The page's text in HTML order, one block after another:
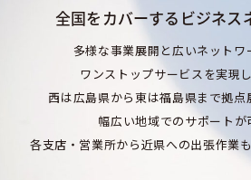
全国をカバーするビジネス
多様な事業展開と広いネットワ
ワンストップサービスを実現し
西は広島県から東は福島県まで拠点
幅広い地域でのサポートが
各支店・営業所から近県への出張作業